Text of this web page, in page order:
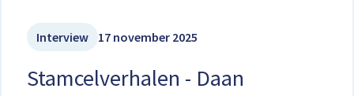
Interview 17 november 2025
Stamcelverhalen - Daan